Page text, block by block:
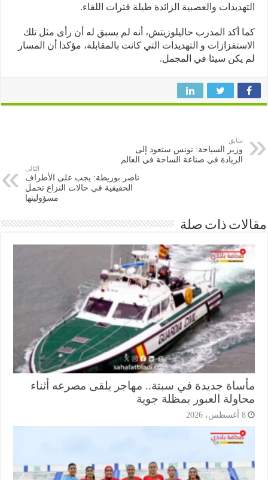
والعصبية الزائدة طيلة فترات اللقاء.
أكد المدرب حاليلوزيتش، أنه لم يسبق له أن رأى مثل تلك
و التهديدات التي كانت بالمقابلة، مؤكدا أن المسار
يكن سيئا في المجمل.
وزير السياحة: تونس ستعود إلى
الريادة في صناعة الساحة في العالم
ناصر بوريطة: يجب على الأطراف
الحقيقية في حالات النزاع تحمل
مسؤوليتها
ذات صلة
جديدة في سبتة.. مهاجر يلقى مصرعه أثناء
العبور بمظلة جوية